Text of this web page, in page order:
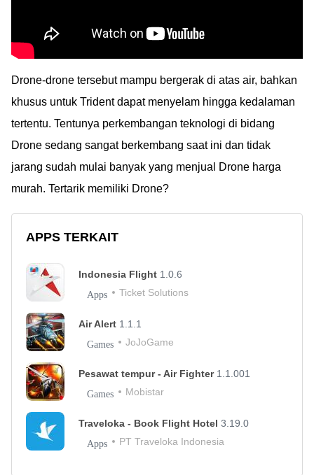
Drone-drone tersebut mampu bergerak di atas air, bahkan
khusus untuk Trident dapat menyelam hingga kedalaman
tertentu. Tentunya perkembangan teknologi di bidang
Drone sedang sangat berkembang saat ini dan tidak
jarang sudah mulai banyak yang menjual Drone harga
murah. Tertarik memiliki Drone?
APPS TERKAIT
Indonesia Flight 1.0.6
Apps Ticket Solutions
Air Alert 1.1.1
Games JoJoGame
Pesawat tempur - Air Fighter 1.1.001
Games Mobistar
Traveloka - Book Flight Hotel 3.19.0
Apps PT Traveloka Indonesia